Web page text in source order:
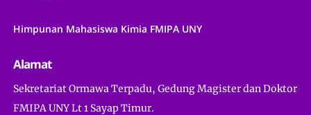
Himpunan Mahasiswa Kimia FMIPA UNY
Alamat
Sekretariat Ormawa Terpadu, Gedung Magister dan Doktor
FMIPA UNY Lt 1 Sayap Timur.